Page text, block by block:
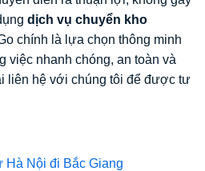
dịch vụ chuyển kho
chính là lựa chọn thông minh
việc nhanh chóng, an toàn và
liên hệ với chúng tôi để được tư
Hà Nội đi Bắc Giang